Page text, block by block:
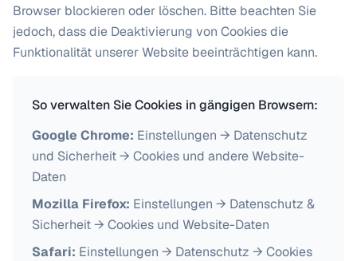
Browser blockieren oder löschen. Bitte beachten Sie
jedoch, dass die Deaktivierung von Cookies die
Funktionalität unserer Website beeinträchtigen kann.
So verwalten Sie Cookies in gängigen Browsern:
Google Chrome: Einstellungen → Datenschutz
und Sicherheit → Cookies und andere Website-
Daten
Mozilla Firefox: Einstellungen → Datenschutz &
Sicherheit → Cookies und Website-Daten
Safari: Einstellungen → Datenschutz → Cookies